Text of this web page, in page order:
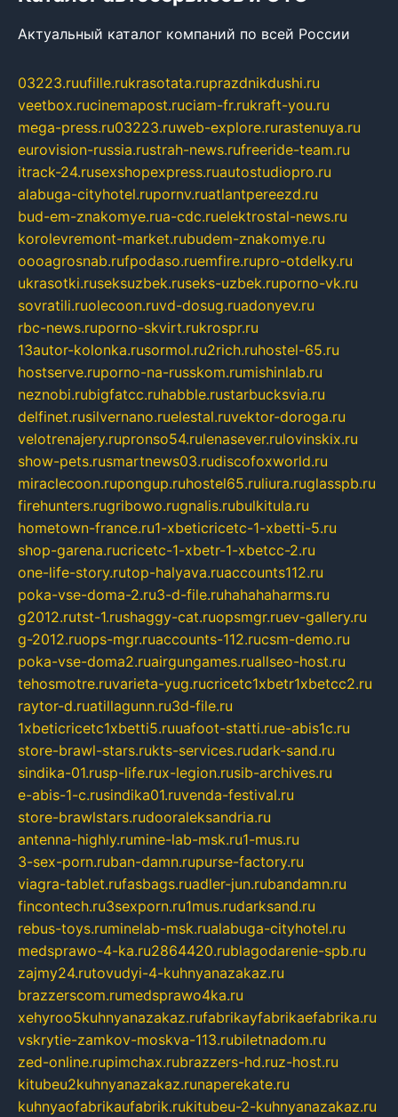
Актуальный каталог компаний по всей России
03223.ruufille.rukrasotata.ruprazdnikdushi.ru
veetbox.rucinemapost.ruciam-fr.rukraft-you.ru
mega-press.ru03223.ruweb-explore.rurastenuya.ru
eurovision-russia.rustrah-news.rufreeride-team.ru
itrack-24.rusexshopexpress.ruautostudiopro.ru
alabuga-cityhotel.rupornv.ruatlantpereezd.ru
bud-em-znakomye.rua-cdc.ruelektrostal-news.ru
korolevremont-market.rubudem-znakomye.ru
oooagrosnab.rufpodaso.ruemfire.rupro-otdelky.ru
ukrasotki.ruseksuzbek.ruseks-uzbek.ruporno-vk.ru
sovratili.ruolecoon.ruvd-dosug.ruadonyev.ru
rbc-news.ruporno-skvirt.rukrospr.ru
13autor-kolonka.rusormol.ru2rich.ruhostel-65.ru
hostserve.ruporno-na-russkom.rumishinlab.ru
neznobi.rubigfatcc.ruhabble.rustarbucksvia.ru
delfinet.rusilvernano.ruelestal.ruvektor-doroga.ru
velotrenajery.rupronso54.rulenasever.rulovinskix.ru
show-pets.rusmartnews03.rudiscofoxworld.ru
miraclecoon.rupongup.ruhostel65.ruliura.ruglasspb.ru
firehunters.rugribowo.rugnalis.rubulkitula.ru
hometown-france.ru1-xbeticricetc-1-xbetti-5.ru
shop-garena.rucricetc-1-xbetr-1-xbetcc-2.ru
one-life-story.rutop-halyava.ruaccounts112.ru
poka-vse-doma-2.ru3-d-file.ruhahahaharms.ru
g2012.rutst-1.rushaggy-cat.ruopsmgr.ruev-gallery.ru
g-2012.ruops-mgr.ruaccounts-112.rucsm-demo.ru
poka-vse-doma2.ruairgungames.ruallseo-host.ru
tehosmotre.ruvarieta-yug.rucricetc1xbetr1xbetcc2.ru
raytor-d.ruatillagunn.ru3d-file.ru
1xbeticricetc1xbetti5.ruuafoot-statti.rue-abis1c.ru
store-brawl-stars.rukts-services.rudark-sand.ru
sindika-01.rusp-life.rux-legion.rusib-archives.ru
e-abis-1-c.rusindika01.ruvenda-festival.ru
store-brawlstars.rudooraleksandria.ru
antenna-highly.rumine-lab-msk.ru1-mus.ru
3-sex-porn.ruban-damn.rupurse-factory.ru
viagra-tablet.rufasbags.ruadler-jun.rubandamn.ru
fincontech.ru3sexporn.ru1mus.rudarksand.ru
rebus-toys.ruminelab-msk.rualabuga-cityhotel.ru
medsprawo-4-ka.ru2864420.rublagodarenie-spb.ru
zajmy24.rutovudyi-4-kuhnyanazakaz.ru
brazzerscom.rumedsprawo4ka.ru
xehyroo5kuhnyanazakaz.rufabrikayfabrikaefabrika.ru
vskrytie-zamkov-moskva-113.rubiletnadom.ru
zed-online.rupimchax.rubrazzers-hd.ruz-host.ru
kitubeu2kuhnyanazakaz.runaperekate.ru
kuhnyaofabrikaufabrik.rukitubeu-2-kuhnyanazakaz.ru